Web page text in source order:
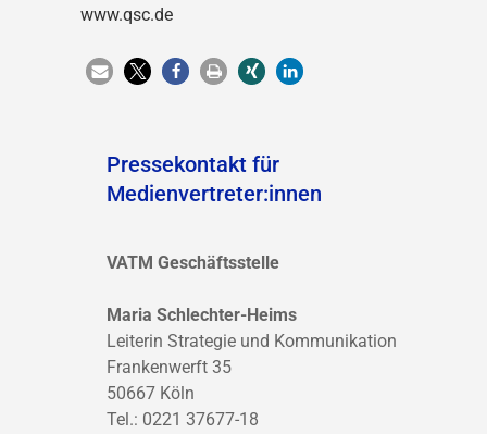
www.qsc.de
Pressekontakt für
Medienvertreter:innen
VATM Geschäftsstelle
Maria Schlechter-Heims
Leiterin Strategie und Kommunikation
Frankenwerft 35
50667 Köln
Tel.: 0221 37677-18